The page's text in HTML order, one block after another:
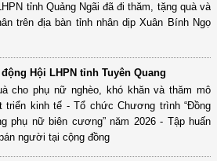
tỉnh Quảng Ngãi đã đi thăm, tặng quà và
trên địa bàn tỉnh nhân dịp Xuân Bính Ngọ
Hội LHPN tỉnh Tuyên Quang
cho phụ nữ nghèo, khó khăn và thăm mô
triển kinh tế - Tổ chức Chương trình “Đồng
phụ nữ biên cương” năm 2026 - Tập huấn
người tại cộng đồng